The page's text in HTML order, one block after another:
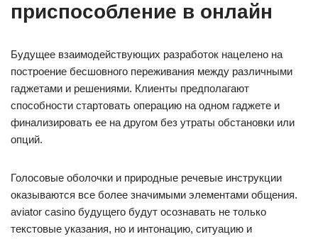
приспособление в онлайн
Будущее взаимодействующих разработок нацелено на
построение бесшовного переживания между различными
гаджетами и решениями. Клиенты предполагают
способности стартовать операцию на одном гаджете и
финализировать ее на другом без утраты обстановки или
опций.
Голосовые оболочки и природные речевые инструкции
оказываются все более значимыми элементами общения.
aviator casino будущего будут осознавать не только
текстовые указания, но и интонацию, ситуацию и